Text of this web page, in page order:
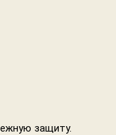
защиту.